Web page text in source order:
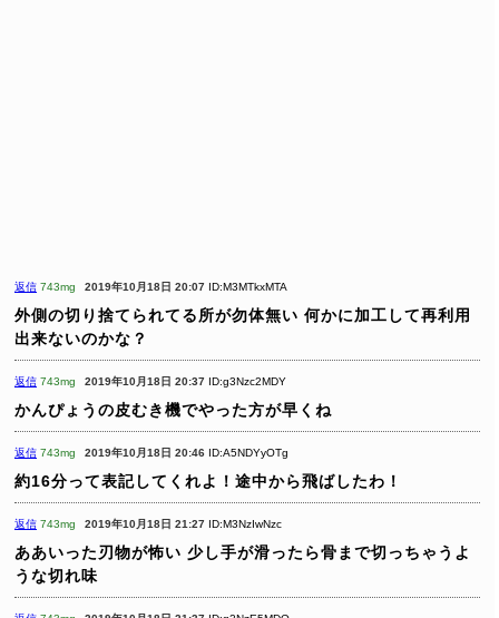
返信 743mg 2019年10月18日 20:07 ID:M3MTkxMTA
外側の切り捨てられてる所が勿体無い 何かに加工して再利用
出来ないのかな？
返信 743mg 2019年10月18日 20:37 ID:g3Nzc2MDY
かんぴょうの皮むき機でやった方が早くね
返信 743mg 2019年10月18日 20:46 ID:A5NDYyOTg
約16分って表記してくれよ！途中から飛ばしたわ！
返信 743mg 2019年10月18日 21:27 ID:M3NzIwNzc
ああいった刃物が怖い 少し手が滑ったら骨まで切っちゃうよ
うな切れ味